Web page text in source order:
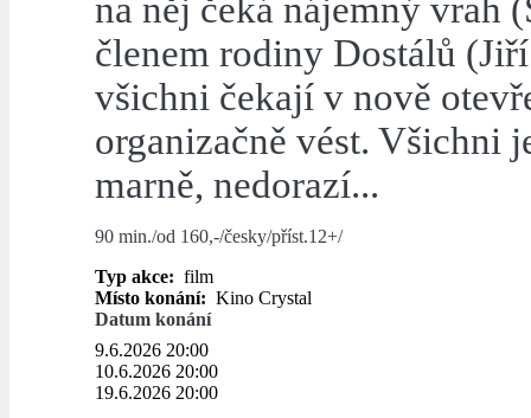
na něj čeká nájemný vrah
členem rodiny Dostálů
všichni čekají v nově
organizačně vést. Všichni
marně, nedorazí...
90 min./od 160,-/česky/příst.12+/
Typ akce: film
Místo konání: Kino Crystal
Datum konání
9.6.2026 20:00
10.6.2026 20:00
19.6.2026 20:00